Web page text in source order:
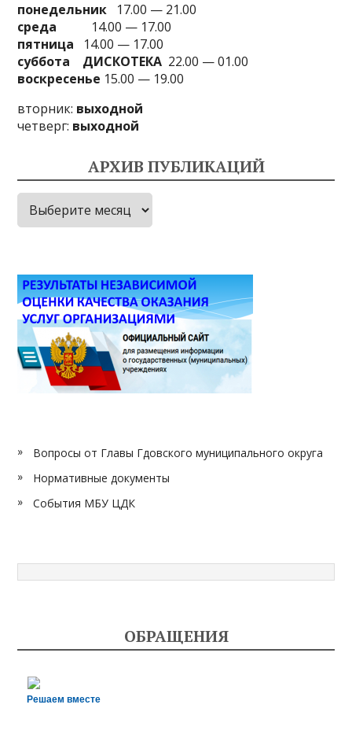
понедельник 17.00 — 21.00
среда 14.00 — 17.00
пятница 14.00 — 17.00
суббота
ДИСКОТЕКА 22.00 — 01.00
воскресенье 15.00 — 19.00
вторник: выходной
четверг: выходной
АРХИВ ПУБЛИКАЦИЙ
Архив
публикаций
Вопросы от Главы Гдовского муниципального округа
Нормативные документы
События МБУ ЦДК
ОБРАЩЕНИЯ
Решаем вместе